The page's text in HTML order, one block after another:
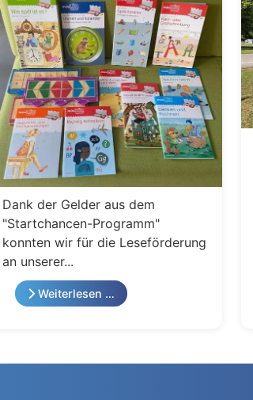
Dank der Gelder aus dem
"Startchancen-Programm"
konnten wir für die Leseförderung
an unserer...
Weiterlesen …